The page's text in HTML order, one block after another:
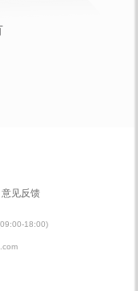
意见反馈
18:00)